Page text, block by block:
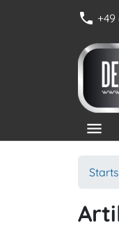
phone +49
menu